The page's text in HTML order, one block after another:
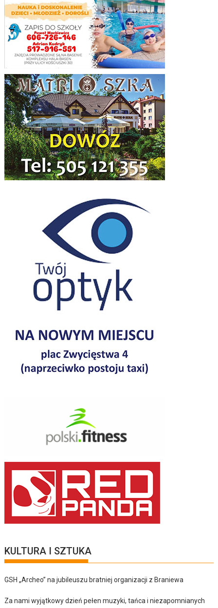
KULTURA I SZTUKA
GSH „Archeo” na jubileuszu bratniej organizacji z Braniewa
Za nami wyjątkowy dzień pełen muzyki, tańca i niezapomnianych